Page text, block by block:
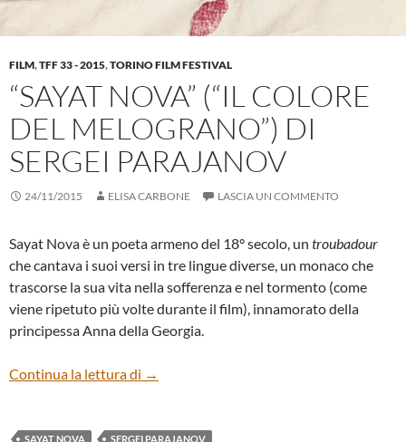
FILM,TFF 33 - 2015,TORINO FILM FESTIVAL
“SAYAT NOVA” (“IL COLORE
DEL MELOGRANO”) DI
SERGEI PARAJANOV
24/11/2015 ELISA CARBONE LASCIA UN COMMENTO
Sayat Nova è un poeta armeno del 18° secolo, un troubadour
che cantava i suoi versi in tre lingue diverse, un monaco che
trascorse la sua vita nella sofferenza e nel tormento (come
viene ripetuto più volte durante il film), innamorato della
principessa Anna della Georgia.
Continua la lettura di “Sayat Nova” (“Il colore del melograno”)
→
SAYAT NOVA SERGEI PARAJANOV